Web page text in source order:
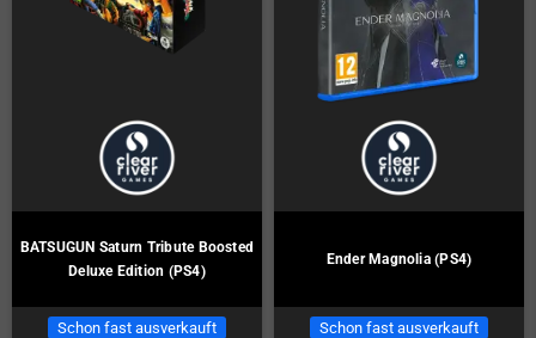
BATSUGUN Saturn Tribute Boosted
Deluxe Edition (PS4)
Schon fast ausverkauft
Ender Magnolia (PS4)
Schon fast ausverkauft